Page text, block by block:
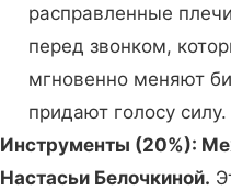
расправленные
перед звонком,
мгновенно меняют
придают голосу силу.
Инструменты (20%):
Настасьи Белочкиной.